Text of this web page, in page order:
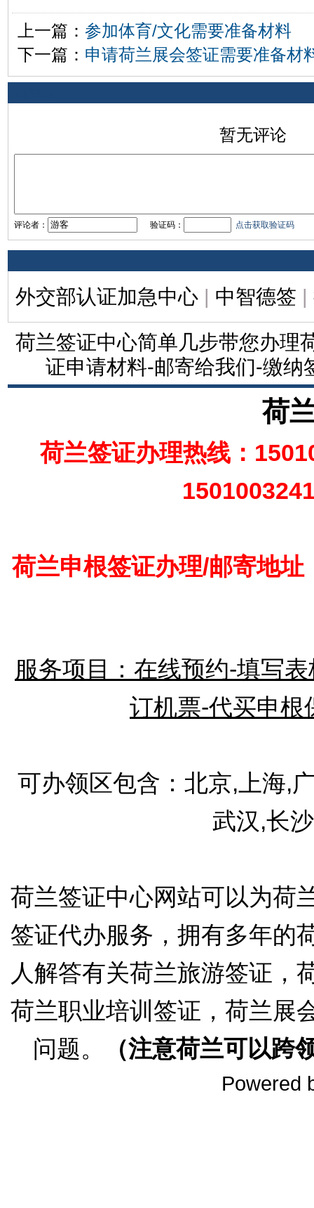
上一篇： 参加体育/文化需要准备材料
下一篇： 申请荷兰展会签证需要准备材
暂无评论
评论者： 验证码： 点击获取验证码
外交部认证加急中心 | 中智德签 |
荷兰签证中心简单几步带您办理
证申请材料-邮寄给我们-缴纳
荷
荷兰签证办理热线：
荷兰申根签证办理/邮寄地址
服务项目：在线预约-填写
订机票-代买申根
可办领区包含：北京,上海,
武汉,长
荷兰签证中心网站可以为荷
签证代办服务，拥有多年的
人解答有关荷兰旅游签证，
荷兰职业培训签证，荷兰展
问题。
（注意荷兰可以跨
Powered